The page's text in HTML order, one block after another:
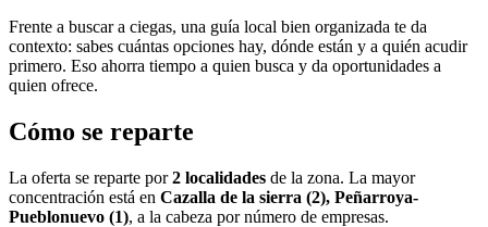
Frente a buscar a ciegas, una guía local bien organizada te da
contexto: sabes cuántas opciones hay, dónde están y a quién acudir
primero. Eso ahorra tiempo a quien busca y da oportunidades a
quien ofrece.
Cómo se reparte
La oferta se reparte por2 localidades de la zona. La mayor
concentración está en Cazalla de la sierra (2), Peñarroya-
Pueblonuevo (1), a la cabeza por número de empresas.